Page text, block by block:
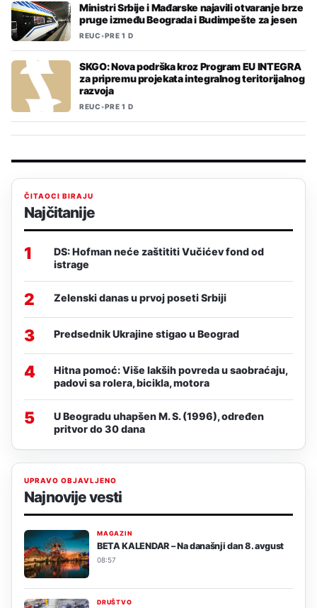
Ministri Srbije i Mađarske najavili otvaranje brze
pruge između Beograda i Budimpešte za jesen
REUC•PRE 1 D
SKGO: Nova podrška kroz Program EU INTEGRA
za pripremu projekata integralnog teritorijalnog
razvoja
REUC•PRE 1 D
ČITAOCI BIRAJU
Najčitanije
1
DS: Hofman neće zaštititi Vučićev fond od
istrage
2 Zelenski danas u prvoj poseti Srbiji
3 Predsednik Ukrajine stigao u Beograd
4
Hitna pomoć: Više lakših povreda u saobraćaju,
padovi sa rolera, bicikla, motora
5
U Beogradu uhapšen M. S. (1996), određen
pritvor do 30 dana
UPRAVO OBJAVLJENO
Najnovije vesti
MAGAZIN
BETA KALENDAR – Na današnji dan 8. avgust
08:57
DRUŠTVO